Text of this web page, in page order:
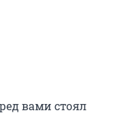
вами стоял